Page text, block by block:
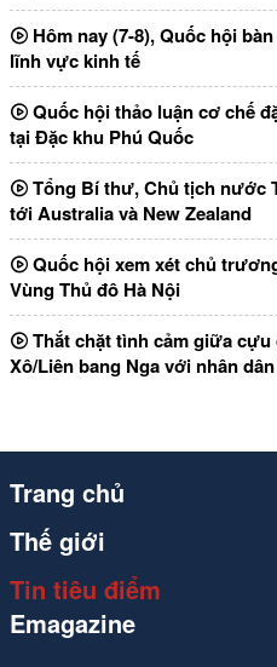
Hôm nay (7-8), Quốc hội
lĩnh vực kinh tế
Quốc hội thảo luận cơ chế
tại Đặc khu Phú Quốc
Tổng Bí thư, Chủ tịch nước
tới Australia và New Zealand
Quốc hội xem xét chủ
Vùng Thủ đô Hà Nội
Thắt chặt tình cảm giữa
Xô/Liên bang Nga với nhân
Trang chủ
Thế giới
Tin tiêu điểm
Emagazine